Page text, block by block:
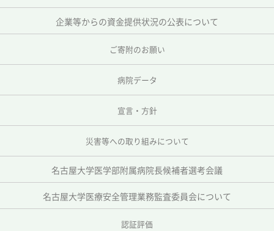
企業等からの資金提供状況の公表について
ご寄附のお願い
病院データ
宣言・方針
災害等への取り組みについて
名古屋大学医学部附属病院長候補者選考会議
名古屋大学医療安全管理業務監査委員会について
認証評価